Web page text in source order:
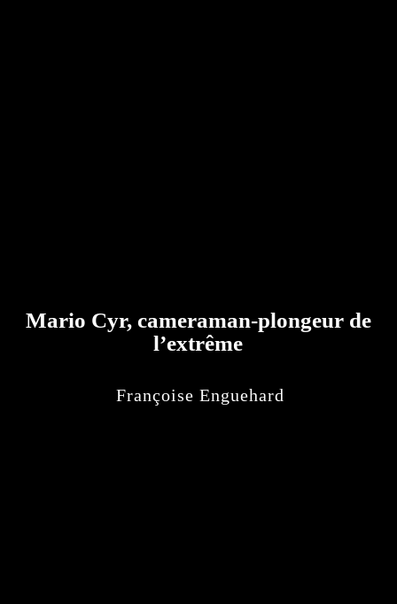
Mario Cyr, cameraman-plongeur de
l’extrême
Françoise Enguehard